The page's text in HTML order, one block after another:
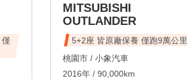
MITSUBISHI
OUTLANDER
5+2座 皆原廠保養 僅跑9萬公里
桃園市 / 小象汽車
2016年 / 90,000km